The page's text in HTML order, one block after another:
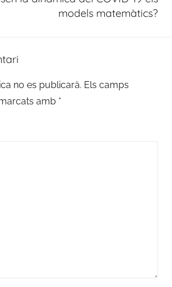
models matemàtics?
no es publicarà. Els camps
amb *